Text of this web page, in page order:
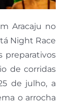
Aracaju no
Night Race
preparativos
de corridas
de julho, a
o arrocha